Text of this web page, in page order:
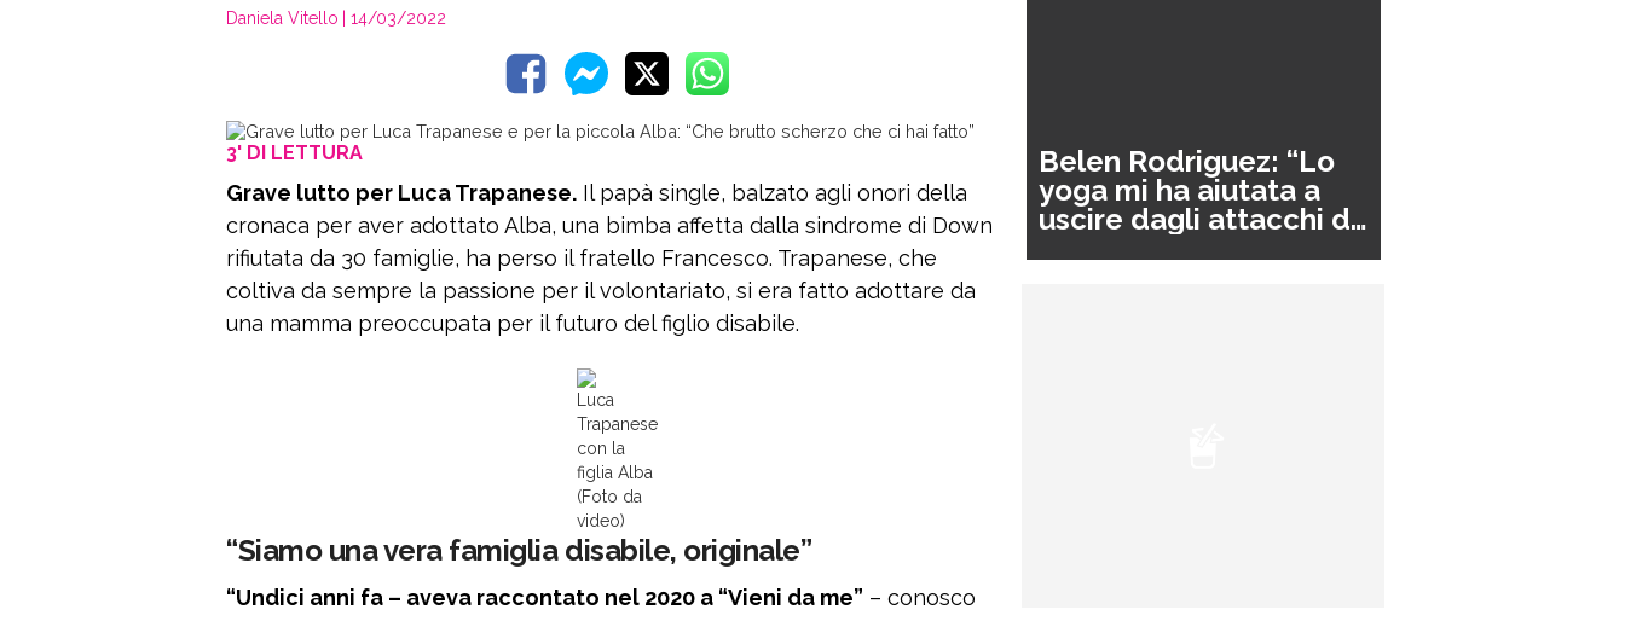
Daniela Vitello | 14/03/2022
3' DI LETTURA
Grave lutto per Luca Trapanese. Il papà single, balzato agli onori della
cronaca per aver adottato Alba, una bimba affetta dalla sindrome di Down
rifiutata da 30 famiglie, ha perso il fratello Francesco. Trapanese, che
coltiva da sempre la passione per il volontariato, si era fatto adottare da
una mamma preoccupata per il futuro del figlio disabile.
Luca
Trapanese
con la
figlia Alba
(Foto da
video)
“Siamo una vera famiglia disabile, originale”
“Undici anni fa – aveva raccontato nel 2020 a “Vieni da me” – conosco
Belen Rodriguez: “Lo
yoga mi ha aiutata a
uscire dagli attacchi di